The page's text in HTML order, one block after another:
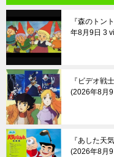
『森のトン
年8月9日 3
『ビデオ戦
2026年8月
『あした天
2026年8月